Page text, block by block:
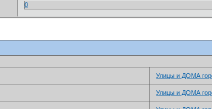
0
­Улицы и ДОМА
­Улицы и ДОМА